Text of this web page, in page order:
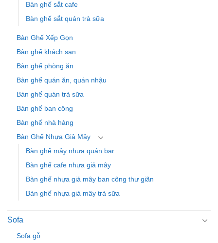
Bàn ghế sắt cafe
Bàn ghế sắt quán trà sữa
Bàn Ghế Xếp Gọn
Bàn ghế khách sạn
Bàn ghế phòng ăn
Bàn ghế quán ăn, quán nhậu
Bàn ghế quán trà sữa
Bàn ghế ban công
Bàn ghế nhà hàng
Bàn Ghế Nhựa Giả Mây
Bàn ghế mây nhựa quán bar
Bàn ghế cafe nhựa giả mây
Bàn ghế nhựa giả mây ban công thư giãn
Bàn ghế nhựa giả mây trà sữa
Sofa
Sofa gỗ